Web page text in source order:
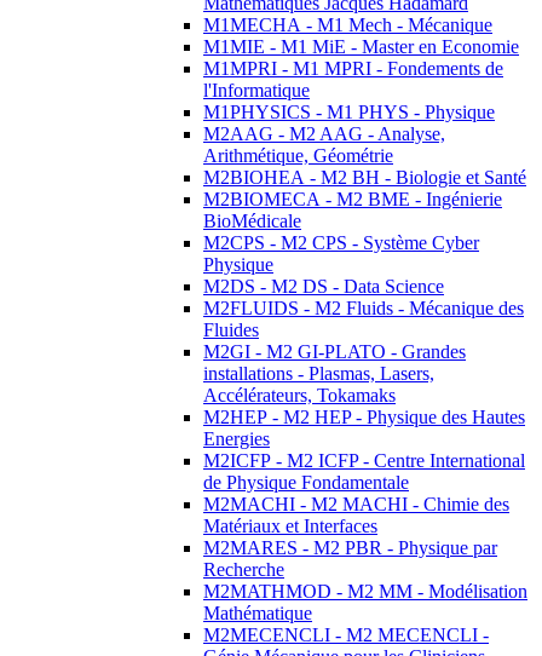
M1MECHA - M1 Mech - Mécanique
M1MIE - M1 MiE - Master en Economie
M1MPRI - M1 MPRI - Fondements de
l'Informatique
M1PHYSICS - M1 PHYS - Physique
M2AAG - M2 AAG - Analyse,
Arithmétique, Géométrie
M2BIOHEA - M2 BH - Biologie et Santé
M2BIOMECA - M2 BME - Ingénierie
BioMédicale
M2CPS - M2 CPS - Système Cyber
Physique
M2DS - M2 DS - Data Science
M2FLUIDS - M2 Fluids - Mécanique des
Fluides
M2GI - M2 GI-PLATO - Grandes
installations - Plasmas, Lasers,
Accélérateurs, Tokamaks
M2HEP - M2 HEP - Physique des Hautes
Energies
M2ICFP - M2 ICFP - Centre International
de Physique Fondamentale
M2MACHI - M2 MACHI - Chimie des
Matériaux et Interfaces
M2MARES - M2 PBR - Physique par
Recherche
M2MATHMOD - M2 MM - Modélisation
Mathématique
M2MECENCLI - M2 MECENCLI -